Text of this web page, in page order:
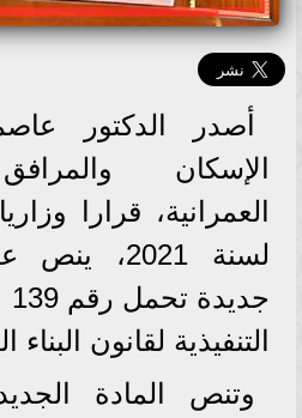
أصدر الدكتور
الإسكان
لسنة
التنفيذية لقانون البناء
وتنص المادة